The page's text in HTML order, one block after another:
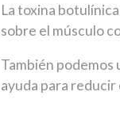
La toxina
sobre el músculo
También
ayuda para